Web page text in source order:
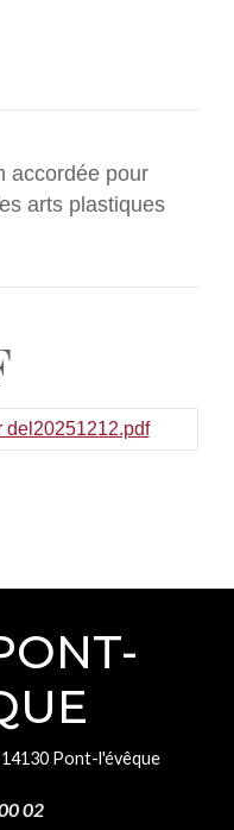
accordée pour
arts plastiques
del20251212.pdf
Pont-l'évêque
02